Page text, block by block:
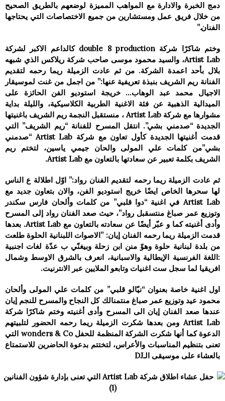
دمج الخبرة والادارة مع المواهب المميزة لوضعهم بالطريق الصحيح
من خلال فريق عمل ومستشارين من جميع الاختصاصات التي يحتاجها
الفنان.”
وختم شاكرًا شركة double 8 production كالداعم الاكبر لشركة
Artist Lab، والسيد محمود موسى صاحب شركة ريلاكس الذي شبهه
بلال بأحد اعمدة الشركة. من ثم عادت الزمیلة ريما رحمه لتقديم
الفنانة ريم الشريف بنبذة تعريفية عنها:” من اجمل من غنت لموسیقار
الاجیال محمد عبد الوھاب… خريجة استوديو الفن الحائزة على
الميدالية الذهبية عن فئة الاغنیة الطربیة الكلاسیكیة، واللیلة بداية
مشوارها مع شركة Artist Lab ، منستقبل النجمة ريم الشريف باغنیتھا
الجديدة “صدمني بشي”. انتقل المسرح للفنانة “ريم الشريف” التي
قدمت أغنیتھا الجديدة كأول تعاون مع شركة Artist Lab “صدمني
بشي”من كلمات علي المولى والحان جيمي ياسين، لتختم ريم
الشريف بكلمة تعبير عن سعادتها بالتعاون مع Artist Lab.
ثم عادت الزمیلة ريما رحمه لتقديم الفنان رواد:” اوّل اطلالة ع الناس
لھا سحرها الخاص ايضًا خريج استوديو الفن، والان بتعاون جديد مع
Artist Lab في اغنية “دوا قلبي” من كلمات وألحان فارس سكندر
وتوزيع عمر صباغ منتسقبل رواد”، حیث صعد الفنان رواد إلى المسرح
وأدى أغنیته كما و عبّر أيضًا عن سعادته بالتعاون مع Artist Lab. بعدها
قدمت الزمیلة ريما رحمه الفنان إيان: ”الاصوات اللبنانية الحلوة طلعت
من بلدة لبنانية حلوة وهوّ منن ابن زحلة وبيغنّي ب عدّة لغات اجنبية
:اللغة الفرنسية الإيطالية والاسبانية، انعرف بالشرق الاوسط وشمال
افريقيا لما سجل ست اغنيات وتابعو الملايين عبر الانترنيت.
اول اغنية خاصة بعنوان “نيّالو قلبي” من كلمات علي المولى وألحان
محمود عيد وتوزيع عمر صباغ منتمنالك كل النجاح والمسرح للنجم إيان
عندها صعد الفنان إيان الى المسرح وأدى أغنیته وختم شاكرًا شركة
Artist Lab ومن بعدھا شكرت الزمیلة ريما رحمه الحضور لتلبیتھم
الدعوة كما أنھا شكرت الشركة المنظمة للحفل wonders & Co التي
تعنى بتنظیم المناسبات والأعراس، لتختتم بدعوة الحاضرين للاستمتاع
بالعشاء على موسيقى الـDJ